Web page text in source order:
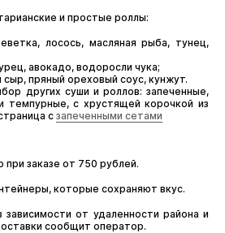
и простые роллы:
лосось, масляная рыба, тунец,
авокадо, водоросли чука;
пряный ореховый соус, кунжут.
других суши и роллов: запеченные,
темпурные, с хрустящей корочкой из
с запеченными сетами
при заказе от 750 рублей.
которые сохраняют вкус.
от удаленности района и
сообщит оператор.